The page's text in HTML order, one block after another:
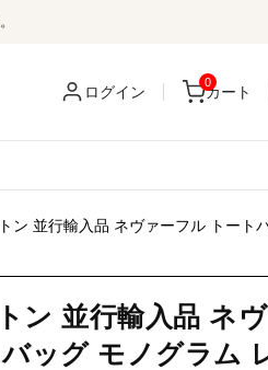
ログイン
0
カート
ン 並行輸入品 ネヴァーフル トート
ン 並行輸入品 ネ
ッグ モノグラム